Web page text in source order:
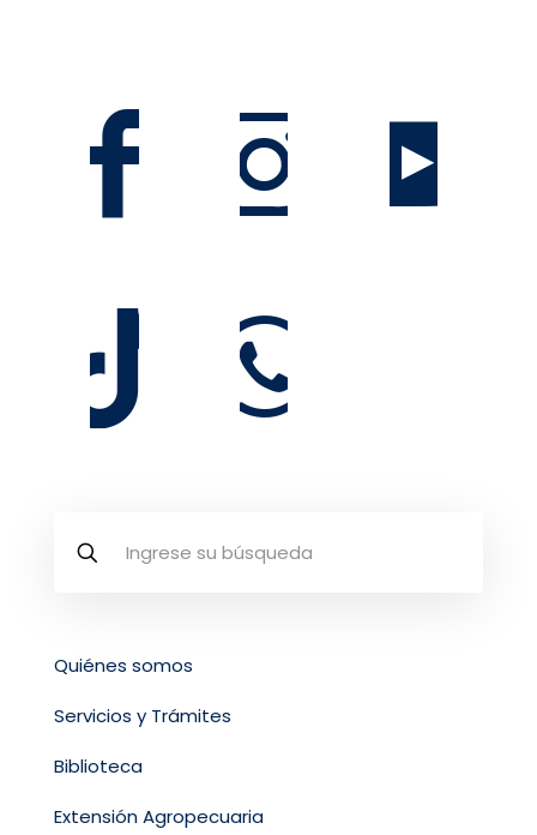
Quiénes somos
Servicios y Trámites
Biblioteca
Extensión Agropecuaria